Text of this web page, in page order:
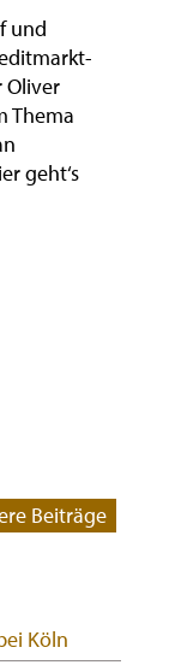
und
Oliver
Thema
geht‘s
Beiträge
Köln